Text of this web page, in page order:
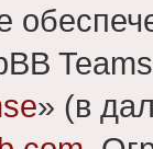
» (в